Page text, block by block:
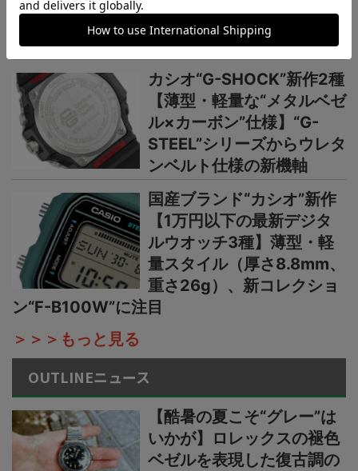
チ】小物を収納できる新構
造リバーシブルベルト採用
カシオ“G-SHOCK”新作2種
【薄型・軽量な“メタルベゼ
ル×カーボン”仕様】“G-
STEEL”シリーズからウレタ
ンベルト仕様の新機軸
国産ブランド“カシオ”新作
【1万円以下の最新デジタ
ルウオッチ3種】薄型・軽
量スタイル（厚さ8.8mm、
重さ26g）、新コレクショ
ン“F-B100W”に注目
＞＞＞もっと見る
OUTLINEニュース
【酷暑の夏こそ“グレー”は
いかが】ロレックスの褪色
ベゼルを表現した復古調の